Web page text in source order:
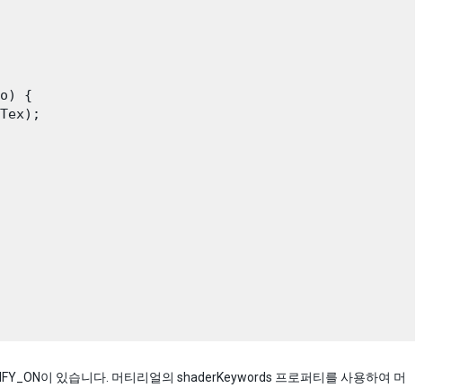
{
이 있습니다. 머티리얼의 shaderKeywords 프로퍼티를 사용하여 머